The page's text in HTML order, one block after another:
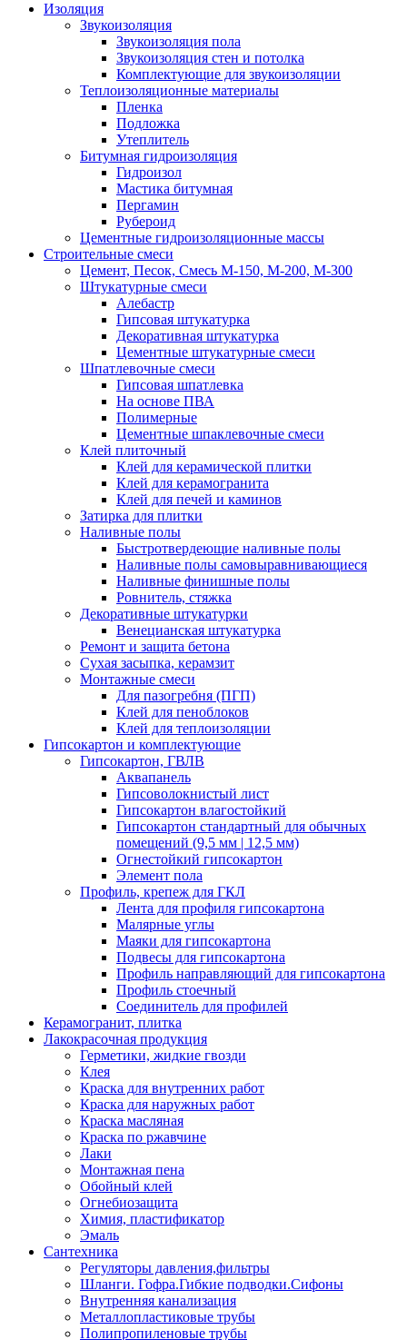
Изоляция
Звукоизоляция
Звукоизоляция пола
Звукоизоляция стен и потолка
Комплектующие для звукоизоляции
Теплоизоляционные материалы
Пленка
Подложка
Утеплитель
Битумная гидроизоляция
Гидроизол
Мастика битумная
Пергамин
Рубероид
Цементные гидроизоляционные массы
Строительные смеси
Цемент, Песок, Смесь М-150, М-200, М-300
Штукатурные смеси
Алебастр
Гипсовая штукатурка
Декоративная штукатурка
Цементные штукатурные смеси
Шпатлевочные смеси
Гипсовая шпатлевка
На основе ПВА
Полимерные
Цементные шпаклевочные смеси
Клей плиточный
Клей для керамической плитки
Клей для керамогранита
Клей для печей и каминов
Затирка для плитки
Наливные полы
Быстротвердеющие наливные полы
Наливные полы самовыравнивающиеся
Наливные финишные полы
Ровнитель, стяжка
Декоративные штукатурки
Венецианская штукатурка
Ремонт и защита бетона
Сухая засыпка, керамзит
Монтажные смеси
Для пазогребня (ПГП)
Клей для пеноблоков
Клей для теплоизоляции
Гипсокартон и комплектующие
Гипсокартон, ГВЛВ
Аквапанель
Гипсоволокнистый лист
Гипсокартон влагостойкий
Гипсокартон стандартный для обычных
помещений (9,5 мм | 12,5 мм)
Огнестойкий гипсокартон
Элемент пола
Профиль, крепеж для ГКЛ
Лента для профиля гипсокартона
Малярные углы
Маяки для гипсокартона
Подвесы для гипсокартона
Профиль направляющий для гипсокартона
Профиль стоечный
Соединитель для профилей
Керамогранит, плитка
Лакокрасочная продукция
Герметики, жидкие гвозди
Клея
Краска для внутренних работ
Краска для наружных работ
Краска масляная
Краска по ржавчине
Лаки
Монтажная пена
Обойный клей
Огнебиозащита
Химия, пластификатор
Эмаль
Сантехника
Регуляторы давления,фильтры
Шланги. Гофра.Гибкие подводки.Сифоны
Внутренняя канализация
Металлопластиковые трубы
Полипропиленовые трубы